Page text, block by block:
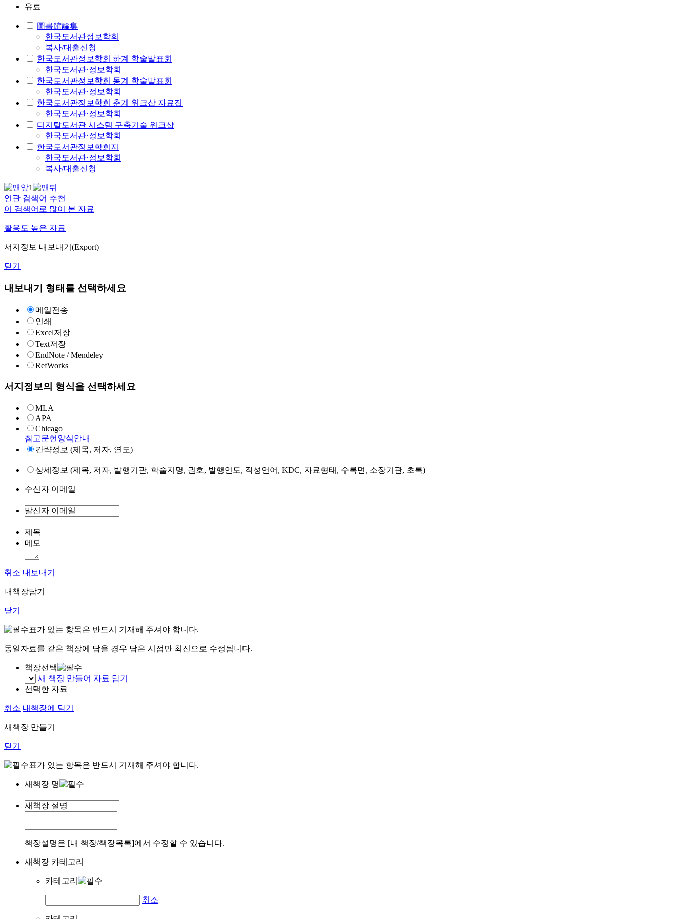
유료
圖書館論集
한국도서관정보학회
복사/대출신청
한국도서관정보학회 하계 학술발표회
한국도서관·정보학회
한국도서관정보학회 동계 학술발표회
한국도서관·정보학회
한국도서관정보학회 춘계 워크샵 자료집
한국도서관·정보학회
디지탈도서관 시스템 구축기술 워크샵
한국도서관·정보학회
한국도서관정보학회지
한국도서관·정보학회
복사/대출신청
1
연관 검색어 추천
이 검색어로 많이 본 자료
활용도 높은 자료
서지정보 내보내기(Export)
닫기
내보내기 형태를 선택하세요
메일전송
인쇄
Excel저장
Text저장
EndNote / Mendeley
RefWorks
서지정보의 형식을 선택하세요
MLA
APA
Chicago
참고문헌양식안내
간략정보 (제목, 저자, 연도)
상세정보 (제목, 저자, 발행기관, 학술지명, 권호, 발행연도, 작성언어, KDC, 자료형태, 수록면, 소장기관, 초록)
수신자 이메일
발신자 이메일
제목
메모
취소 내보내기
내책장담기
닫기
표가 있는 항목은 반드시 기재해 주셔야 합니다.
동일자료를 같은 책장에 담을 경우 담은 시점만 최신으로 수정됩니다.
책장선택
새 책장 만들어 자료 담기
선택한 자료
취소 내책장에 담기
새책장 만들기
닫기
표가 있는 항목은 반드시 기재해 주셔야 합니다.
새책장 명
새책장 설명
책장설명은 [내 책장/책장목록]에서 수정할 수 있습니다.
새책장 카테고리
카테고리
취소